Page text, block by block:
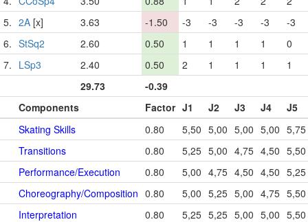
5. 2A [x] 3.63 -1.50 -3 -3 -3 -3
-3
6. StSq2 2.60 0.50 1 1 1 1
0
7. LSp3 2.40 0.50 2 1 1 1
1
29.73
-0.39
Components
Factor J1 J2 J3 J4
J5
Skating Skills
0.80 5,50 5,00 5,00 5,00 5,75
Transitions
0.80 5,25 5,00 4,75 4,50 5,50
Performance/Execution
0.80 5,00 4,75 4,50 4,50 5,25
Choreography/Composition 0.80 5,00 5,25 5,00 4,75 5,50
Interpretation
0.80 5,25 5,25 5,00 5,00 5,50